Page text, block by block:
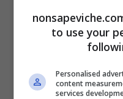
nuovo
decretoche
l’acquisto di veicoli
to use your
Personalised
content
services